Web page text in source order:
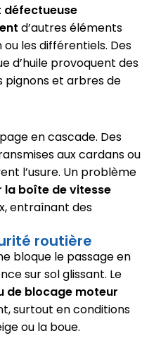
défectueuse
d’autres éléments
les différentiels. Des
d’huile provoquent des
pignons et arbres de
en cascade. Des
aux cardans ou
l’usure. Un problème
la boîte de vitesse
entraînant des
routière
bloque le passage en
sur sol glissant. Le
de blocage moteur
surtout en conditions
ou la boue.